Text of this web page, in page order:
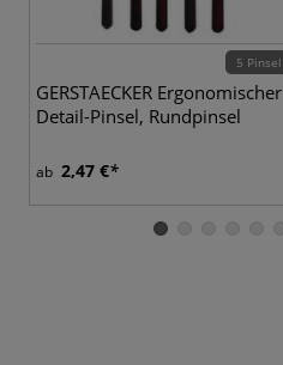
5 Pinsel
GERSTAECKER Ergonomischer
Detail-Pinsel, Rundpinsel
ab 2,47 €